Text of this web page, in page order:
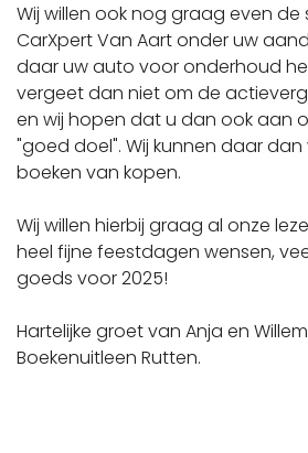
Wij willen ook nog graag even
CarXpert Van Aart onder uw
daar uw auto voor onderhoud
vergeet dan niet om de
en wij hopen dat u dan ook aan
"goed doel". Wij kunnen daar dan
boeken van kopen.
Wij willen hierbij graag al onze
heel fijne feestdagen wensen,
goeds voor 2025!
Hartelijke groet van Anja en
Boekenuitleen Rutten.